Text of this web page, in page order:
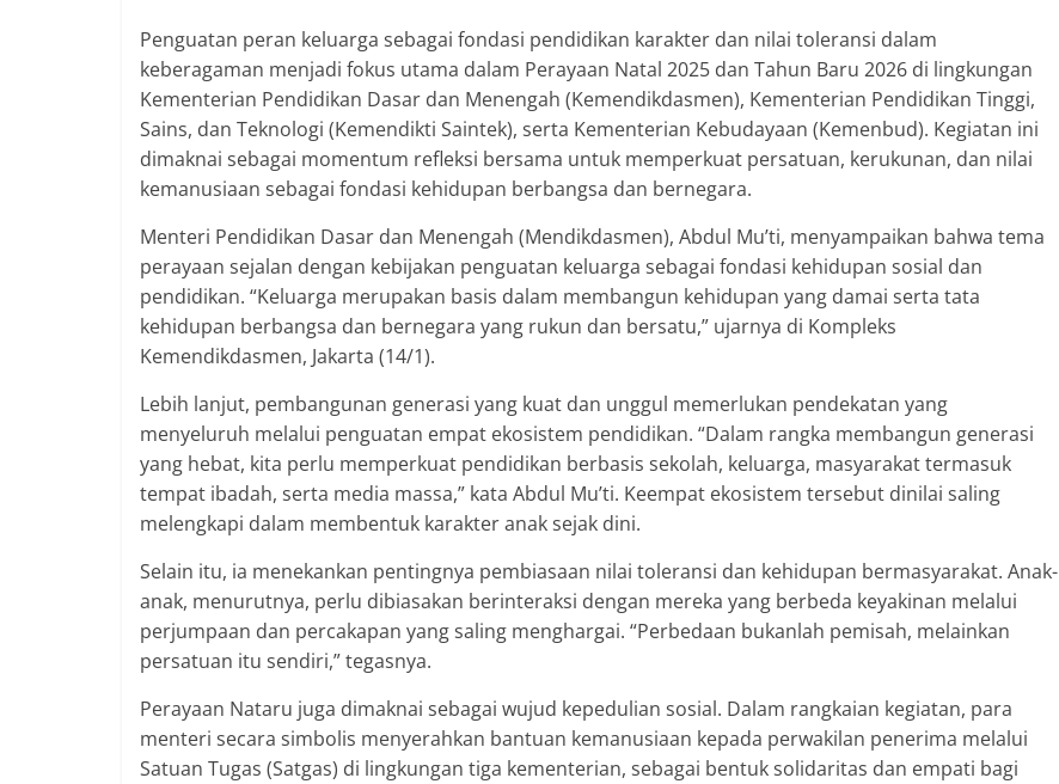
Penguatan peran keluarga sebagai fondasi pendidikan karakter dan nilai toleransi dalam
keberagaman menjadi fokus utama dalam Perayaan Natal 2025 dan Tahun Baru 2026 di lingkungan
Kementerian Pendidikan Dasar dan Menengah (Kemendikdasmen), Kementerian Pendidikan Tinggi,
Sains, dan Teknologi (Kemendikti Saintek), serta Kementerian Kebudayaan (Kemenbud). Kegiatan ini
dimaknai sebagai momentum refleksi bersama untuk memperkuat persatuan, kerukunan, dan nilai
kemanusiaan sebagai fondasi kehidupan berbangsa dan bernegara.
Menteri Pendidikan Dasar dan Menengah (Mendikdasmen), Abdul Mu’ti, menyampaikan bahwa tema
perayaan sejalan dengan kebijakan penguatan keluarga sebagai fondasi kehidupan sosial dan
pendidikan. “Keluarga merupakan basis dalam membangun kehidupan yang damai serta tata
kehidupan berbangsa dan bernegara yang rukun dan bersatu,” ujarnya di Kompleks
Kemendikdasmen, Jakarta (14/1).
Lebih lanjut, pembangunan generasi yang kuat dan unggul memerlukan pendekatan yang
menyeluruh melalui penguatan empat ekosistem pendidikan. “Dalam rangka membangun generasi
yang hebat, kita perlu memperkuat pendidikan berbasis sekolah, keluarga, masyarakat termasuk
tempat ibadah, serta media massa,” kata Abdul Mu’ti. Keempat ekosistem tersebut dinilai saling
melengkapi dalam membentuk karakter anak sejak dini.
Selain itu, ia menekankan pentingnya pembiasaan nilai toleransi dan kehidupan bermasyarakat. Anak-
anak, menurutnya, perlu dibiasakan berinteraksi dengan mereka yang berbeda keyakinan melalui
perjumpaan dan percakapan yang saling menghargai. “Perbedaan bukanlah pemisah, melainkan
persatuan itu sendiri,” tegasnya.
Perayaan Nataru juga dimaknai sebagai wujud kepedulian sosial. Dalam rangkaian kegiatan, para
menteri secara simbolis menyerahkan bantuan kemanusiaan kepada perwakilan penerima melalui
Satuan Tugas (Satgas) di lingkungan tiga kementerian, sebagai bentuk solidaritas dan empati bagi